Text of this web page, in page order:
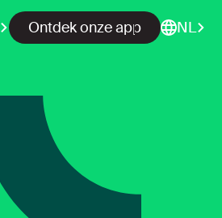
Ontdek onze app NL